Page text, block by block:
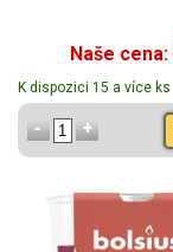
Naše cena:
K dispozici 15 a více ks